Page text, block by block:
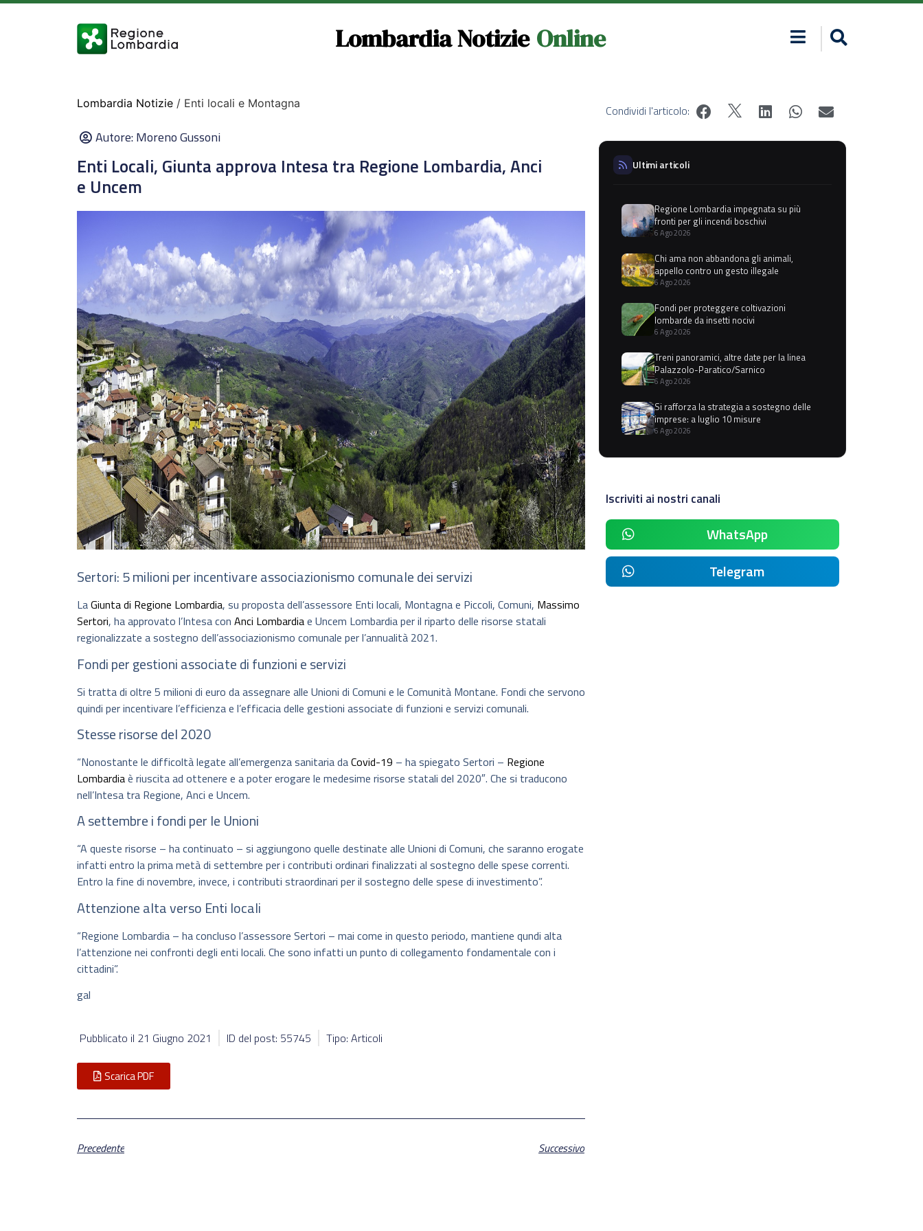
Lombardia Notizie Online
Lombardia Notizie / Enti locali e Montagna
Autore:Moreno Gussoni
Enti Locali, Giunta approva Intesa tra Regione Lombardia, Anci
e Uncem
Sertori: 5 milioni per incentivare associazionismo comunale dei servizi
LaGiunta di Regione Lombardia, su proposta dell’assessore Enti locali, Montagna e Piccoli, Comuni, Massimo
Sertori, ha approvato l’Intesa con Anci Lombardiae Uncem Lombardia per il riparto delle risorse statali
regionalizzate a sostegno dell’associazionismo comunale per l’annualità 2021.
Fondi per gestioni associate di funzioni e servizi
Si tratta di oltre 5 milioni di euro da assegnare alle Unioni di Comuni e le Comunità Montane. Fondi che servono
quindi per incentivare l’efficienza e l’efficacia delle gestioni associate di funzioni e servizi comunali.
Stesse risorse del 2020
“Nonostante le difficoltà legate all’emergenza sanitaria daCovid-19 – ha spiegato Sertori – Regione
Lombardiaè riuscita ad ottenere e a poter erogare le medesime risorse statali del 2020″. Che si traducono
nell’Intesa tra Regione, Anci e Uncem.
A settembre i fondi per le Unioni
“A queste risorse – ha continuato – si aggiungono quelle destinate alle Unioni di Comuni, che saranno erogate
infatti entro la prima metà di settembre per i contributi ordinari finalizzati al sostegno delle spese correnti.
Entro la fine di novembre, invece, i contributi straordinari per il sostegno delle spese di investimento”.
Attenzione alta verso Enti locali
“Regione Lombardia – ha concluso l’assessore Sertori – mai come in questo periodo, mantiene qundi alta
l’attenzione nei confronti degli enti locali. Che sono infatti un punto di collegamento fondamentale con i
cittadini”.
gal
Pubblicato il 21 Giugno 2021 ID del post: 55745 Tipo: Articoli
Scarica PDF
Precedente Successivo
Condividi l'articolo:
Ultimi articoli
Regione Lombardia impegnata su più
fronti per gli incendi boschivi
6 Ago 2026
Chi ama non abbandona gli animali,
appello contro un gesto illegale
6 Ago 2026
Fondi per proteggere coltivazioni
lombarde da insetti nocivi
6 Ago 2026
Treni panoramici, altre date per la linea
Palazzolo-Paratico/Sarnico
6 Ago 2026
Si rafforza la strategia a sostegno delle
imprese: a luglio 10 misure
6 Ago 2026
Iscriviti ai nostri canali
WhatsApp
Telegram